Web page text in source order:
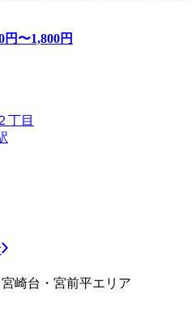
円〜1,800円
丁目
崎台・宮前平エリア